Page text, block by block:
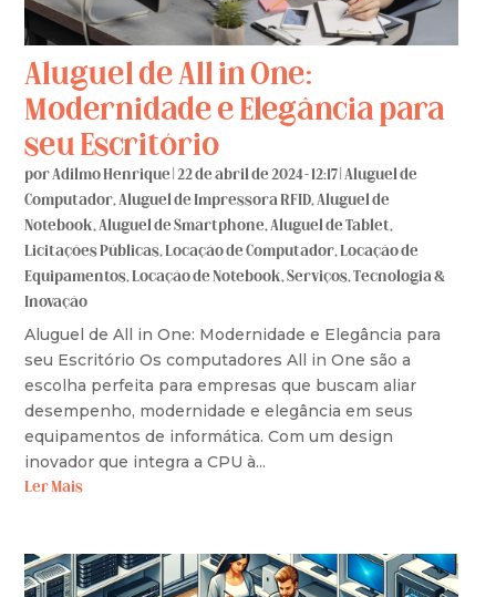
Aluguel de All in One:
Modernidade e Elegância para
seu Escritório
porAdilmo Henrique |22 de abril de 2024 - 12:17 |Aluguel de
Computador,Aluguel de Impressora RFID,Aluguel de
Notebook,Aluguel de Smartphone,Aluguel de Tablet,
Licitações Públicas,Locação de Computador,Locação de
Equipamentos,Locação de Notebook,Serviços,Tecnologia &
Inovação
Aluguel de All in One: Modernidade e Elegância para
seu Escritório Os computadores All in One são a
escolha perfeita para empresas que buscam aliar
desempenho, modernidade e elegância em seus
equipamentos de informática. Com um design
inovador que integra a CPU à...
Ler Mais